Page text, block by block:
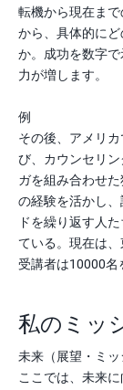
転機から現在ま
から、具体的に
か。成功を数字
力が増します。
例
その後、アメリ
び、カウンセリ
ガを組み合わせ
の経験を活かし
ドを繰り返す人
ている。現在は
受講者は10000名
私のミッ
未来（展望・ミッ
ここでは、未来